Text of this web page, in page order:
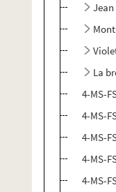
La
4-MS-
4-MS-
4-MS-
4-MS-
4-MS-